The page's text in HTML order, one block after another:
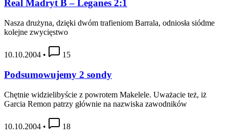
Real Madryt B – Leganes 2:1
Nasza drużyna, dzięki dwóm trafieniom Barrala, odniosła siódme
kolejne zwycięstwo
10.10.2004 • 15
Podsumowujemy 2 sondy
Chętnie widzielibyście z powrotem Makelele. Uważacie też, iż
Garcia Remon patrzy głównie na nazwiska zawodników
10.10.2004 • 18